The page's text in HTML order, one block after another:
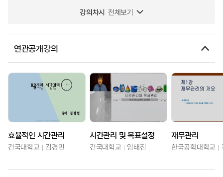
강의차시 전체보기
연관공개강의
효율적인 시간관리
건국대학교 김경민
시간관리 및 목표설정
건국대학교 임태진
재무관리
한국공학대학교